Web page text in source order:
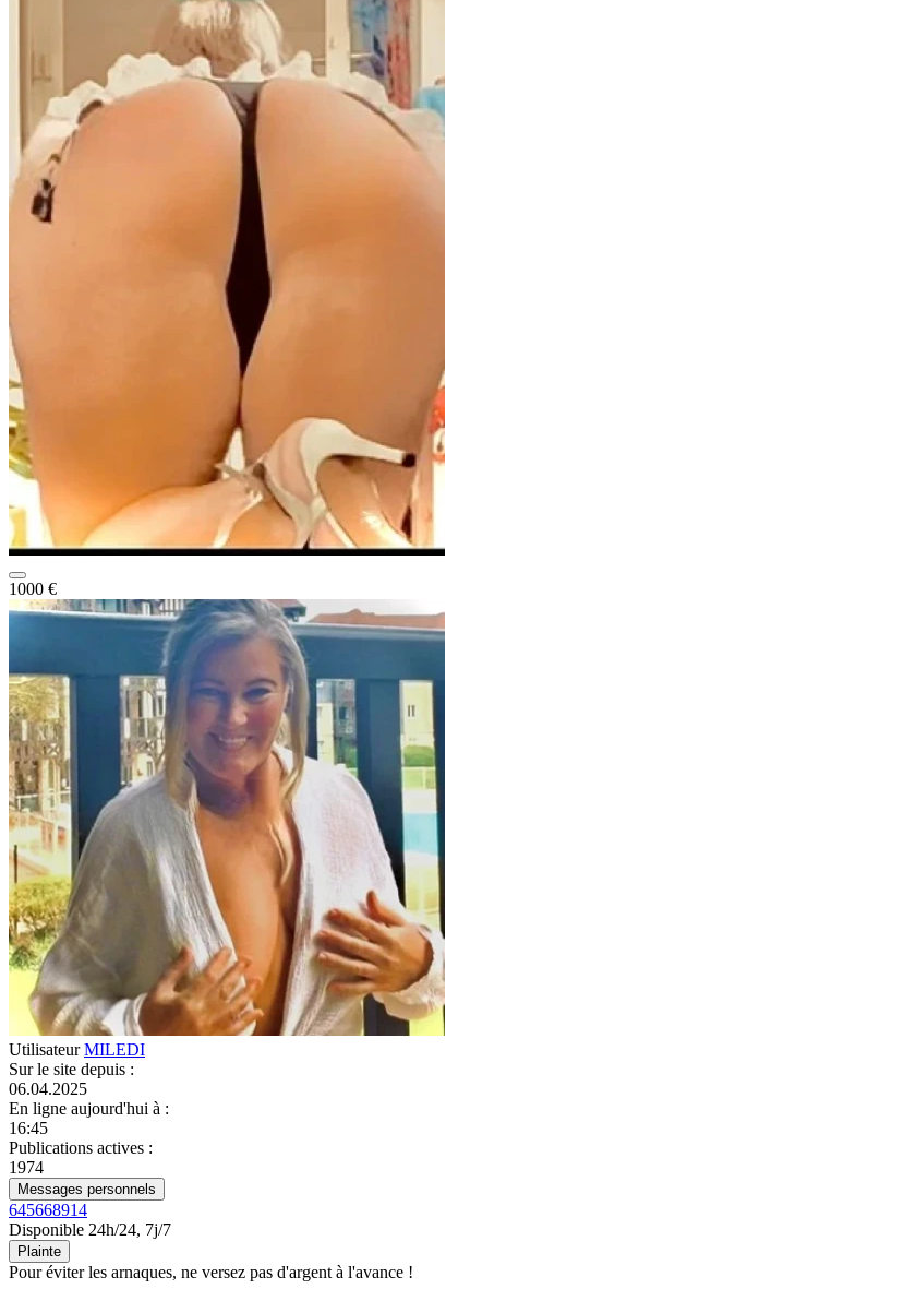
1000 €
UtilisateurMILEDI
Sur le site depuis :
06.04.2025
En ligne aujourd'hui à :
16:45
Publications actives :
1974
Messages personnels
645668914
Disponible 24h/24, 7j/7
Plainte
Pour éviter les arnaques, ne versez pas d'argent à l'avance !